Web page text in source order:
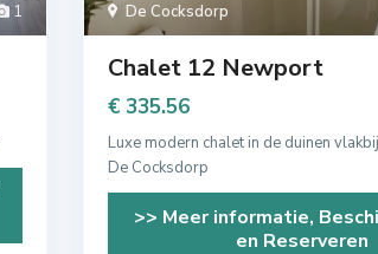
1 De Cocksdorp
Chalet 12 Newport
€ 335.56
Luxe modern chalet in de duinen
De Cocksdorp
>> Meer informatie,
en Reserveren